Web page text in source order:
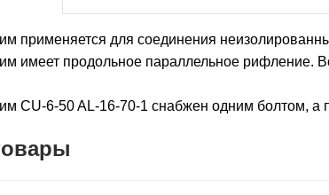
применяется для соединения
имеет продольное параллельное рифление.
CU-6-50 AL-16-70-1 снабжен одним болтом,